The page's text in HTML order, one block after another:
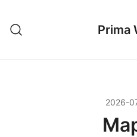
treści
Prima
2026-